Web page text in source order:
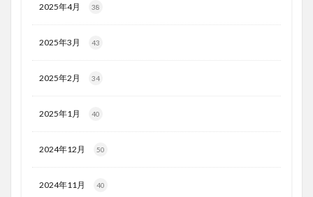
2025年4月 38
2025年3月 43
2025年2月 34
2025年1月 40
2024年12月 50
2024年11月 40